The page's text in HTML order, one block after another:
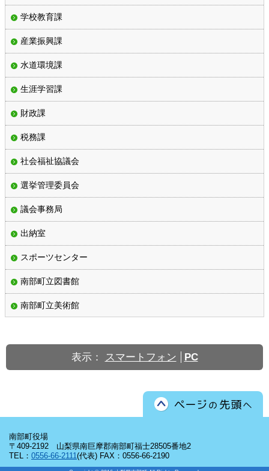
学校教育課
産業振興課
水道環境課
生涯学習課
財政課
税務課
社会福祉協議会
選挙管理委員会
議会事務局
出納室
スポーツセンター
南部町立図書館
南部町立美術館
表示： スマートフォン PC
南部町役場
〒409-2192 山梨県南巨摩郡南部町福士28505番地2
TEL： 0556-66-2111(代表) FAX：0556-66-2190